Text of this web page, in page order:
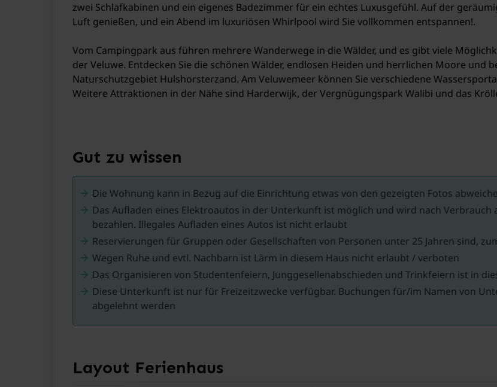
zwei Schlafkabinen und ein eigenes Badezimmer für ein echtes Luxusgefühl. Auf der
Luft genießen, und ein Abend im luxuriösen Whirlpool wird Sie vollkommen entspannen!.
Vom Campingpark aus führen mehrere Wanderwege in die Wälder, und es gibt viele
der Veluwe. Entdecken Sie die schönen Wälder, endlosen Heiden und herrlichen Moore und
Naturschutzgebiet Hulshorsterzand. Am Veluwemeer können Sie verschiedene
Weitere Attraktionen in der Nähe sind Harderwijk, der Vergnügungspark Walibi und das
Gut zu wissen
Die Wohnung kann in Bezug auf die Einrichtung etwas von den gezeigten Fotos
Das Aufladen eines Elektroautos in der Unterkunft ist möglich und wird nach
bezahlen. Illegales Aufladen eines Autos ist nicht erlaubt
Reservierungen für Gruppen oder Gesellschaften von Personen unter 25 Jahren sind,
Wegen Ruhe und evtl. Nachbarn ist Lärm in diesem Haus nicht erlaubt / verboten
Das Organisieren von Studentenfeiern, Junggesellenabschieden und Trinkfeiern ist in
Diese Unterkunft ist nur für Freizeitzwecke verfügbar. Buchungen für/im Namen von
abgelehnt werden
Layout Ferienhaus